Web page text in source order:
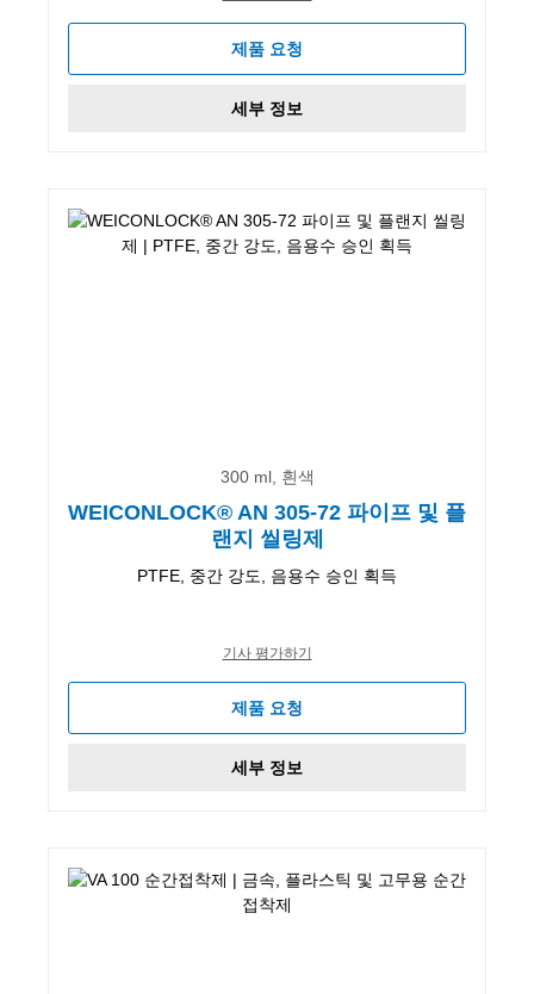
제품 요청
세부 정보
300 ml, 흰색
WEICONLOCK® AN 305-72 파이프 및 플
랜지 씰링제
PTFE, 중간 강도, 음용수 승인 획득
기사 평가하기
제품 요청
세부 정보